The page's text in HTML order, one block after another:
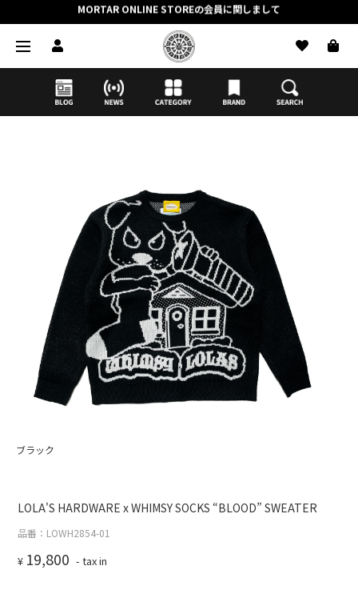
抽選応募時のクレジットカード決済の引き落としに関しまして
【応募前に必ずお読みください】抽選応募に関する注意事項
MORTAR ONLINE STOREの会員に関しまして
ブラック
LOLA'S HARDWARE x WHIMSY SOCKS “BLOOD” SWEATER
品番：LOWH2854-01
¥ 19,800 - tax in